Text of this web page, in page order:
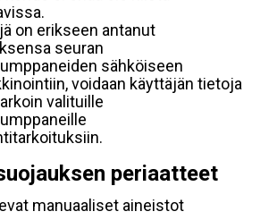
on erikseen antanut
seuran
sähköiseen
voidaan käyttäjän tietoja
valituille
periaatteet
manuaaliset aineistot